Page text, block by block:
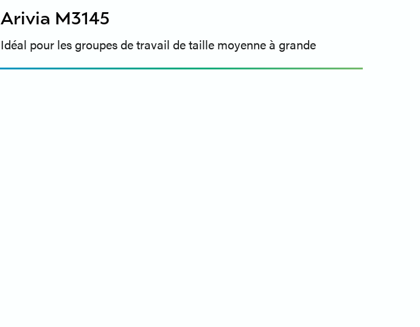
Arivia M3145
Idéal pour les groupes de travail de taille moyenne à grande